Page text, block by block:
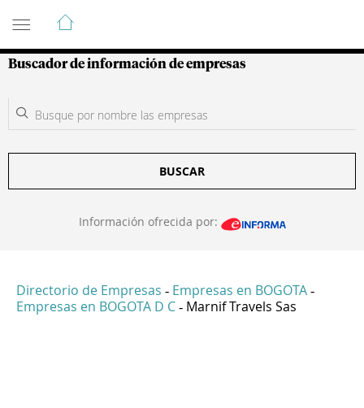
Guía de Empresas Colombianas
Buscador de información de empresas
BUSCAR
Información ofrecida por:
Directorio de Empresas - Empresas en BOGOTA -
Empresas en BOGOTA D C - Marnif Travels Sas